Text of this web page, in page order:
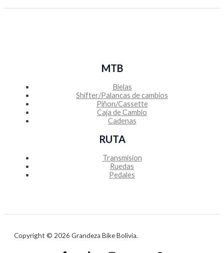
MTB
Bielas
Shifter/Palancas de cambios
Piñon/Cassette
Caja de Cambio
Cadenas
RUTA
Transmision
Ruedas
Pedales
Copyright © 2026 Grandeza Bike Bolivia.